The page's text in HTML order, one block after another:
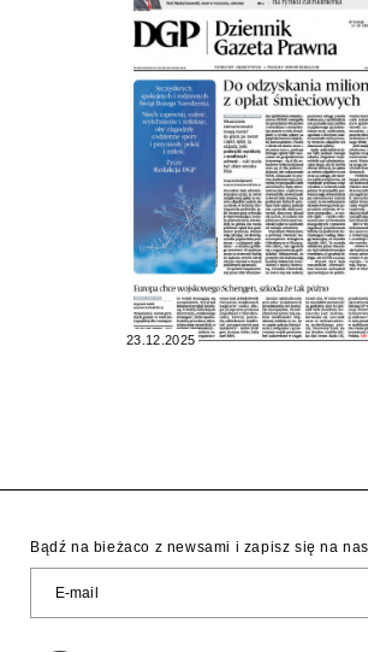
23.12.2025
Bądź na bieżaco z newsami i zapisz się na